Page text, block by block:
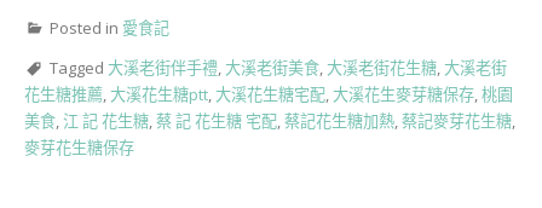
Posted in 愛食記
Tagged 大溪老街伴手禮,大溪老街美食,大溪老街花生糖,大溪老街
花生糖推薦,大溪花生糖ptt,大溪花生糖宅配,大溪花生麥芽糖保存,桃園
美食,江 記 花生糖,蔡 記 花生糖 宅配,蔡記花生糖加熱,蔡記麥芽花生糖,
麥芽花生糖保存